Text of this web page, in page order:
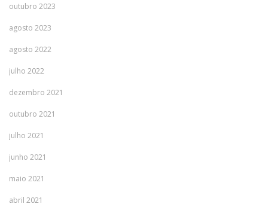
outubro 2023
agosto 2023
agosto 2022
julho 2022
dezembro 2021
outubro 2021
julho 2021
junho 2021
maio 2021
abril 2021